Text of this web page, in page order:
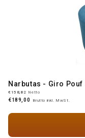
Narbutas - Giro Pouf
€158,82 Netto
€189,00 Brutto inkl. MwSt.